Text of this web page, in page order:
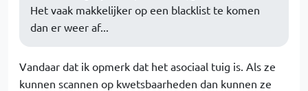
Het vaak makkelijker op een blacklist te komen
dan er weer af...
Vandaar dat ik opmerk dat het asociaal tuig is. Als ze
kunnen scannen op kwetsbaarheden dan kunnen ze